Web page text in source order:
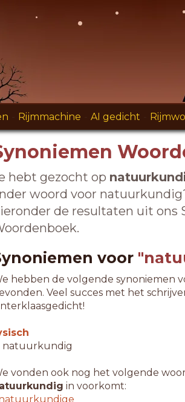
Rijmmachine AI gedicht
hebt gezocht op
woord voor
de resultaten uit ons
voor
hebben de volgende synoniemen
Veel succes met het
natuurkundig
vonden ook nog het volgende
in voorkomt: